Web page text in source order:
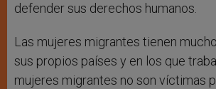
defender sus derechos humanos.
Las mujeres migrantes tienen
sus propios países y en los que
mujeres migrantes no son víctimas